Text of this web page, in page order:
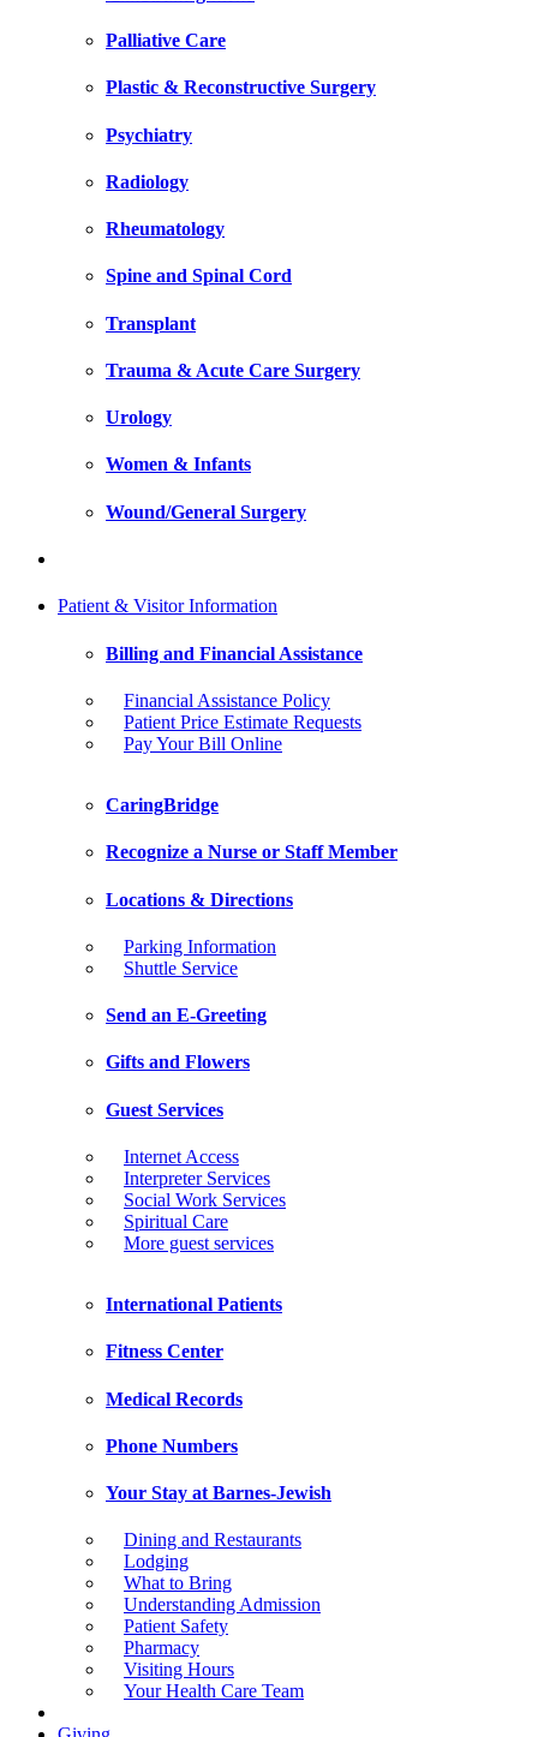
Palliative Care
Plastic & Reconstructive Surgery
Psychiatry
Radiology
Rheumatology
Spine and Spinal Cord
Transplant
Trauma & Acute Care Surgery
Urology
Women & Infants
Wound/General Surgery
Patient & Visitor Information
Billing and Financial Assistance
Financial Assistance Policy
Patient Price Estimate Requests
Pay Your Bill Online
CaringBridge
Recognize a Nurse or Staff Member
Locations & Directions
Parking Information
Shuttle Service
Send an E-Greeting
Gifts and Flowers
Guest Services
Internet Access
Interpreter Services
Social Work Services
Spiritual Care
More guest services
International Patients
Fitness Center
Medical Records
Phone Numbers
Your Stay at Barnes-Jewish
Dining and Restaurants
Lodging
What to Bring
Understanding Admission
Patient Safety
Pharmacy
Visiting Hours
Your Health Care Team